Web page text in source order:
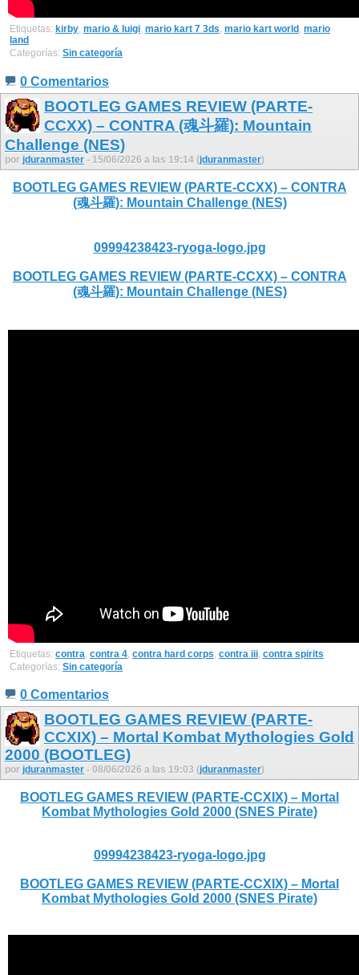
Etiquetas: kirby, mario & luigi, mario kart 7 3ds, mario kart world , mario
land
Categorías: Sin categoría
0 Comentarios
BOOTLEG GAMES REVIEW (PARTE-
CCXX) – CONTRA (魂斗羅): Mountain
Challenge (NES)
por jduranmaster - 15/06/2026 a las 19:14 (jduranmaster)
BOOTLEG GAMES REVIEW (PARTE-CCXX) – CONTRA
(魂斗羅): Mountain Challenge (NES)
09994238423-ryoga-logo.jpg
BOOTLEG GAMES REVIEW (PARTE-CCXX) – CONTRA
(魂斗羅): Mountain Challenge (NES)
Etiquetas: contra, contra 4, contra hard corps, contra iii, contra spirits
Categorías: Sin categoría
0 Comentarios
BOOTLEG GAMES REVIEW (PARTE-
CCXIX) – Mortal Kombat Mythologies Gold
2000 (BOOTLEG)
por jduranmaster - 08/06/2026 a las 19:03 (jduranmaster)
BOOTLEG GAMES REVIEW (PARTE-CCXIX) – Mortal
Kombat Mythologies Gold 2000 (SNES Pirate)
09994238423-ryoga-logo.jpg
BOOTLEG GAMES REVIEW (PARTE-CCXIX) – Mortal
Kombat Mythologies Gold 2000 (SNES Pirate)